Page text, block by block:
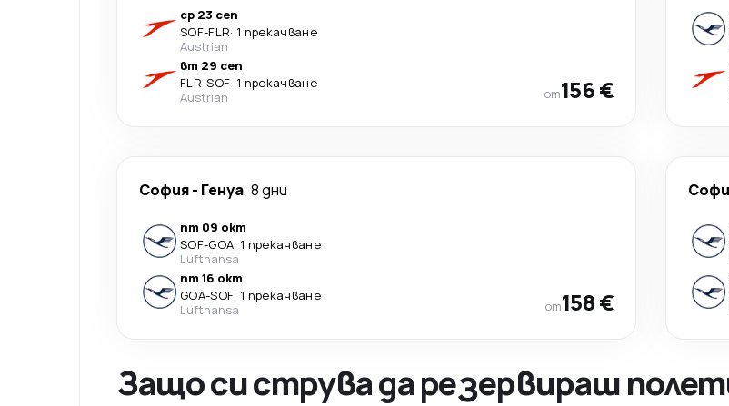
ср 23 сеп
SOF-FLR· 1 прекачване
Austrian
вт 29 сеп
FLR-SOF· 1 прекачване
Austrian
от156 €
София- Генуа 8 дни
пт 09 окт
SOF-GOA· 1 прекачване
Lufthansa
пт 16 окт
GOA-SOF· 1 прекачване
Lufthansa
от158 €
Защо си струва да резервираш